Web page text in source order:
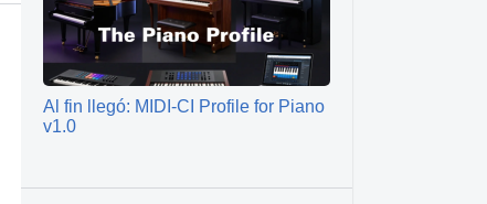
Al fin llegó: MIDI-CI Profile for Piano
v1.0